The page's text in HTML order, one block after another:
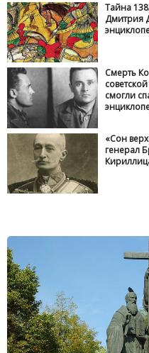
Тайна
Дмитрия
Смерть
смогли
«Сон
генерал